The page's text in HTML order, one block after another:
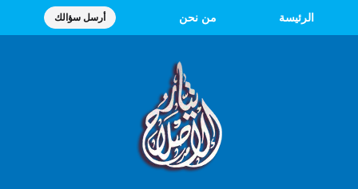
الرئيسة من نحن أرسل سؤالك